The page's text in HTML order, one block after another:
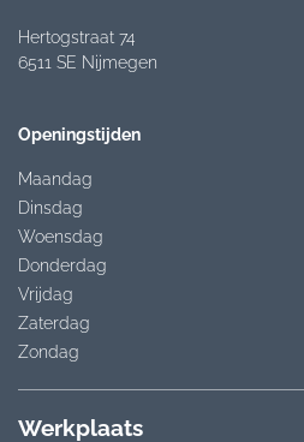
Hertogstraat 74
6511 SE Nijmegen
Openingstijden
Maandag
Dinsdag
Woensdag
Donderdag
Vrijdag
Zaterdag
Zondag
Werkplaats